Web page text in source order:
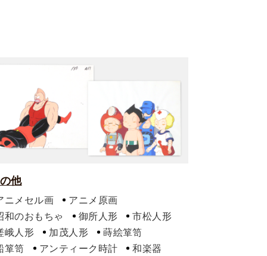
他
ニメセル画
アニメ原画
和のおもちゃ
御所人形
市松人形
峨人形
加茂人形
蒔絵箪笥
箪笥
アンティーク時計
和楽器